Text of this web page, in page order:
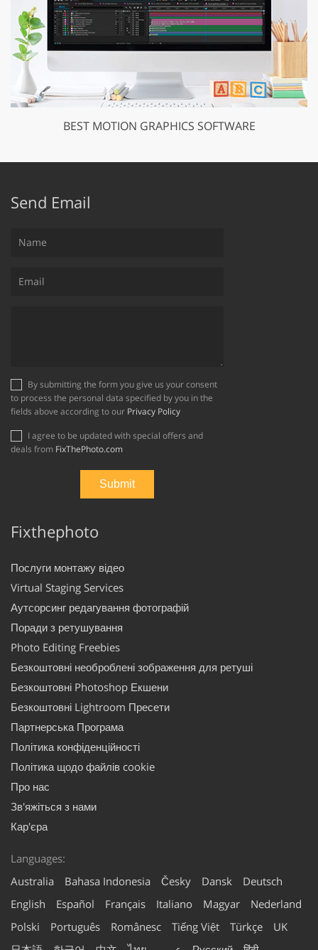
BEST MOTION GRAPHICS SOFTWARE
Send Email
to process the personal data specified by you in the
fields above according to our Privacy Policy
deals from FixThePhoto.com
Fixthephoto
Послуги монтажу відео
Virtual Staging Services
Аутсорсинг редагування фотографій
Поради з ретушування
Photo Editing Freebies
Безкоштовні необроблені зображення для ретуші
Безкоштовні Photoshop Екшени
Безкоштовні Lightroom Пресети
Партнерська Програма
Політика конфіденційності
Політика щодо файлів cookie
Про нас
Зв'яжіться з нами
Кар'єра
Languages:
Australia
Bahasa Indonesia Česky Dansk
Deutsch
English
Español Français Italiano Magyar
Nederland
Polski
Português Românesc Tiếng Việt Türkçe
UK